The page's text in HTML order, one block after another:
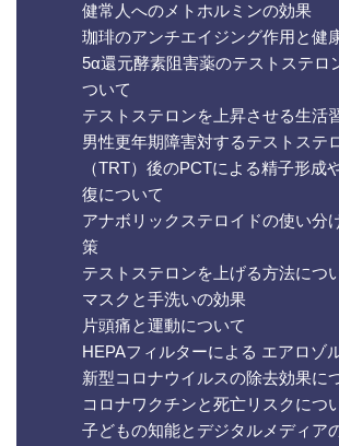
健常人へのメトホルミンの効果
珈琲のアンチエイジング作用と健
5α還元酵素阻害薬のテストステロ
ついて
テストステロンを上昇させる生活
男性更年期障害対するテストステ
（TRT）後のPCTによる精子形成
復について
アナボリックステロイドの使い分
策
テストステロンを上げる方法につ
マスクと手洗いの効果
片頭痛と運動について
HEPAフィルターによる エアロゾ
新型コロナウイルスの除去効果に
コロナワクチンと死亡リスクにつ
子どもの知能とデジタルメディア